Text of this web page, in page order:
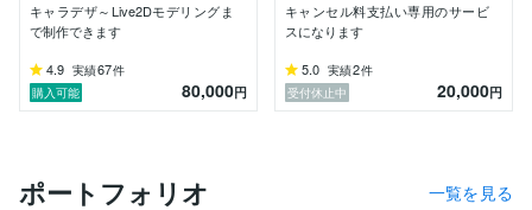
キャラデザ～Live2Dモデリングま
で制作できます
4.9 実績67件
購入可能
80,000円
キャンセル料支払い専用のサービ
スになります
5.0 実績2件
受付休止中
20,000円
ポートフォリオ 一覧を見る